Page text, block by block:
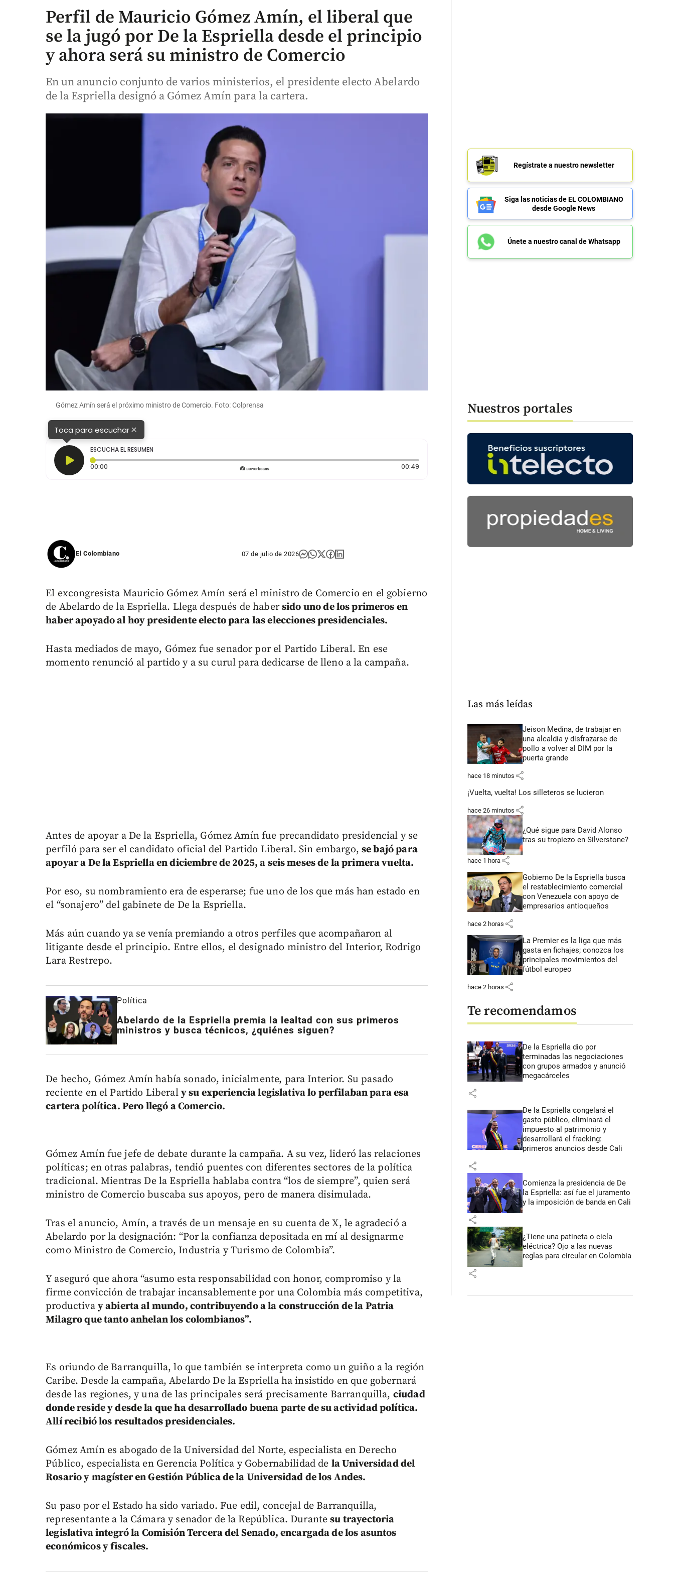
Perfil de Mauricio Gómez Amín, el liberal que
se la jugó por De la Espriella desde el principio
y ahora será su ministro de Comercio
En un anuncio conjunto de varios ministerios, el presidente electo Abelardo
de la Espriella designó a Gómez Amín para la cartera.
Gómez Amín será el próximo ministro de Comercio. Foto: Colprensa
Toca para escuchar×
ESCUCHA EL RESUMEN
00:00
00:49Duración: 49 segundos
El Colombiano 07 de julio de 2026
El excongresista Mauricio Gómez Amín será el ministro de Comercio en el gobierno
de Abelardo de la Espriella. Llega después de habersido uno de los primeros en
haber apoyado al hoy presidente electo para las elecciones presidenciales.
Hasta mediados de mayo, Gómez fue senador por el Partido Liberal. En ese
momento renunció al partido y a su curul para dedicarse de lleno a la campaña.
Antes de apoyar a De la Espriella, Gómez Amín fue precandidato presidencial y se
perfiló para ser el candidato oficial del Partido Liberal. Sin embargo, se bajó para
apoyar a De la Espriella en diciembre de 2025, a seis meses de la primera vuelta.
Por eso, su nombramiento era de esperarse; fue uno de los que más han estado en
el “sonajero” del gabinete de De la Espriella.
Más aún cuando ya se venía premiando a otros perfiles que acompañaron al
litigante desde el principio. Entre ellos, el designado ministro del Interior, Rodrigo
Lara Restrepo.
Política
Abelardo de la Espriella premia la lealtad con sus primeros
ministros y busca técnicos, ¿quiénes siguen?
De hecho, Gómez Amín había sonado, inicialmente, para Interior. Su pasado
reciente en el Partido Liberal y su experiencia legislativa lo perfilaban para esa
cartera política. Pero llegó a Comercio.
Gómez Amín fue jefe de debate durante la campaña. A su vez, lideró las relaciones
políticas; en otras palabras, tendió puentes con diferentes sectores de la política
tradicional. Mientras De la Espriella hablaba contra “los de siempre”, quien será
ministro de Comercio buscaba sus apoyos, pero de manera disimulada.
Tras el anuncio, Amín, a través de un mensaje en su cuenta de X, le agradeció a
Abelardo por la designación: “Por la confianza depositada en mí al designarme
como Ministro de Comercio, Industria y Turismo de Colombia”.
Y aseguró que ahora “asumo esta responsabilidad con honor, compromiso y la
firme convicción de trabajar incansablemente por una Colombia más competitiva,
productiva y abierta al mundo, contribuyendo a la construcción de la Patria
Milagro que tanto anhelan los colombianos”.
Es oriundo de Barranquilla, lo que también se interpreta como un guiño a la región
Caribe. Desde la campaña, Abelardo De la Espriella ha insistido en que gobernará
desde las regiones, y una de las principales será precisamente Barranquilla, ciudad
donde reside y desde la que ha desarrollado buena parte de su actividad política.
Allí recibió los resultados presidenciales.
Gómez Amín es abogado de la Universidad del Norte, especialista en Derecho
Público, especialista en Gerencia Política y Gobernabilidad de la Universidad del
Rosario y magíster en Gestión Pública de la Universidad de los Andes.
Su paso por el Estado ha sido variado. Fue edil, concejal de Barranquilla,
representante a la Cámara y senador de la República. Durantesu trayectoria
legislativa integró la Comisión Tercera del Senado, encargada de los asuntos
económicos y fiscales.
Regístrate a nuestro newsletter
Siga las noticias de EL COLOMBIANO
desde Google News
Únete a nuestro canal de Whatsapp
Nuestros portales
Las más leídas
Jeison Medina, de trabajar en
una alcaldía y disfrazarse de
pollo a volver al DIM por la
puerta grande
hace 18 minutos share
¡Vuelta, vuelta! Los silleteros se lucieron
hace 26 minutos share
¿Qué sigue para David Alonso
tras su tropiezo en Silverstone?
hace 1 hora share
Gobierno De la Espriella busca
el restablecimiento comercial
con Venezuela con apoyo de
empresarios antioqueños
hace 2 horas share
La Premier es la liga que más
gasta en fichajes; conozca los
principales movimientos del
fútbol europeo
hace 2 horas share
Te recomendamos
De la Espriella dio por
terminadas las negociaciones
con grupos armados y anunció
megacárceles
share
De la Espriella congelará el
gasto público, eliminará el
impuesto al patrimonio y
desarrollará el fracking:
primeros anuncios desde Cali
share
Comienza la presidencia de De
la Espriella: así fue el juramento
y la imposición de banda en Cali
share
¿Tiene una patineta o cicla
eléctrica? Ojo a las nuevas
reglas para circular en Colombia
share